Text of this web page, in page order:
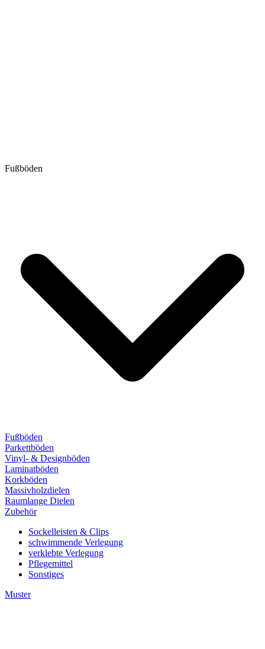
Fußböden
Fußböden
Parkettböden
Vinyl- & Designböden
Laminatböden
Korkböden
Massivholzdielen
Raumlange Dielen
Zubehör
Sockelleisten & Clips
schwimmende Verlegung
verklebte Verlegung
Pflegemittel
Sonstiges
Muster